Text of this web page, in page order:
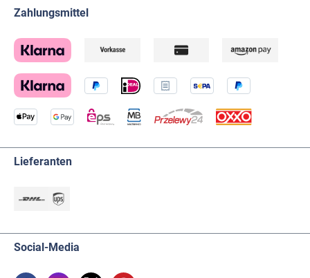
Zahlungsmittel
Lieferanten
Social-Media